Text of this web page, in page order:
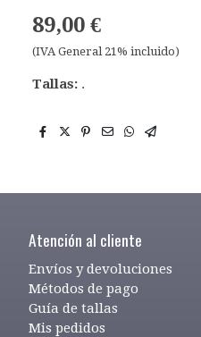
89,00 €
(IVA General 21% incluido)
Tallas: .
Atención al cliente
Envíos y devoluciones
Métodos de pago
Guía de tallas
Mis pedidos